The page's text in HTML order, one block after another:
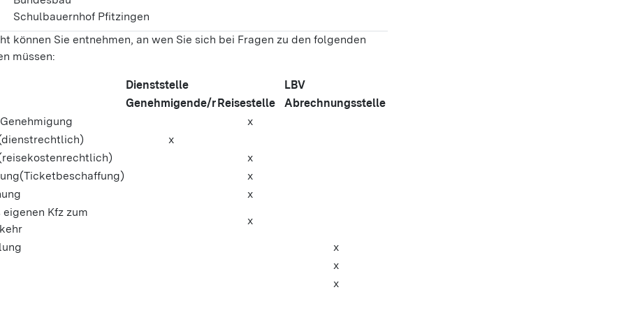
Schulbauernhof Pfitzingen
können Sie entnehmen, an wen Sie sich bei Fragen zu den folgenden
müssen:
Dienststelle
LBV
Genehmigende/rReisestelle
Abrechnungsstelle
x
x
x
x
x
Kfz zum
x
x
x
x